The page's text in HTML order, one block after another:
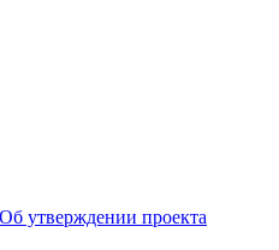
утверждении проекта